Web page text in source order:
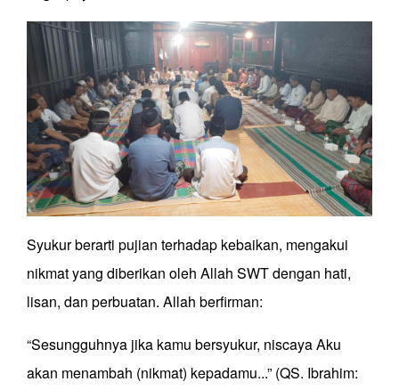
Syukur berarti pujian terhadap kebaikan, mengakui
nikmat yang diberikan oleh Allah SWT dengan hati,
lisan, dan perbuatan. Allah berfirman:
“Sesungguhnya jika kamu bersyukur, niscaya Aku
akan menambah (nikmat) kepadamu...” (QS. Ibrahim: